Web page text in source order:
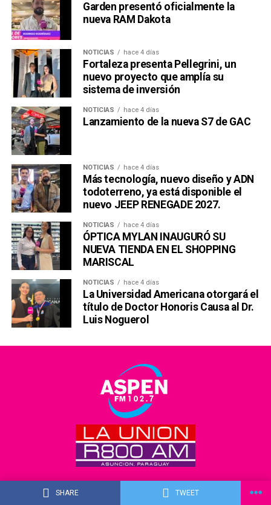
SHARE TWEET
Garden presentó oficialmente la
nueva RAM Dakota
NOTICIAS hace 4 días
Fortaleza presenta Pellegrini, un
nuevo proyecto que amplía su
sistema de inversión
NOTICIAS hace 4 días
Lanzamiento de la nueva S7 de GAC
NOTICIAS hace 4 días
Más tecnología, nuevo diseño y ADN
todoterreno, ya está disponible el
nuevo JEEP RENEGADE 2027.
NOTICIAS hace 4 días
ÓPTICA MYLAN INAUGURÓ SU
NUEVA TIENDA EN EL SHOPPING
MARISCAL
NOTICIAS hace 4 días
La Universidad Americana otorgará el
título de Doctor Honoris Causa al Dr.
Luis Noguerol